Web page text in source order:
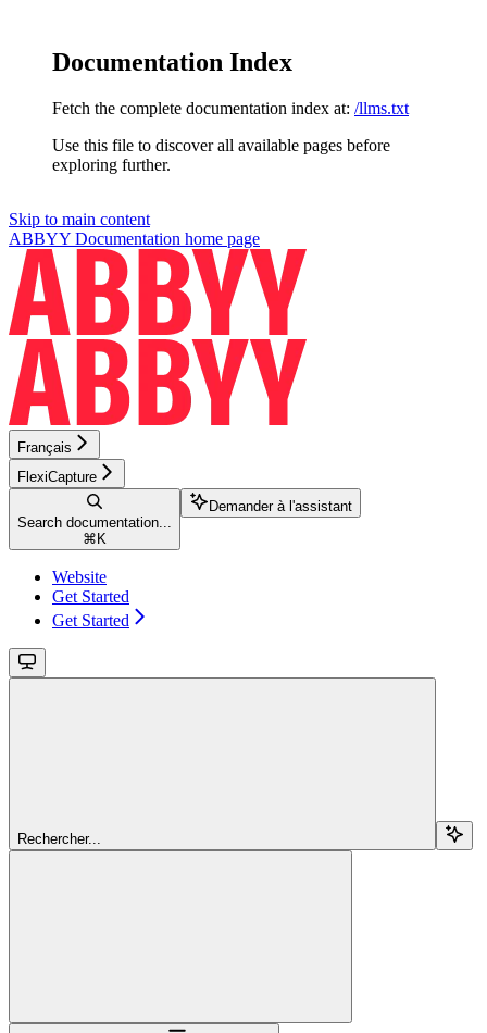
Documentation Index
Fetch the complete documentation index at: /llms.txt
Use this file to discover all available pages before
exploring further.
Skip to main content
ABBYY Documentation home page
Français
FlexiCapture
Search documentation...
⌘ K
Demander à l'assistant
Website
Get Started
Get Started
Rechercher...